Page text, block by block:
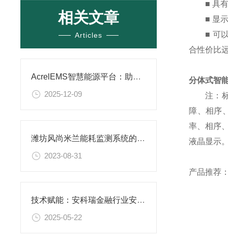
相关文章
Articles
AcrelEMS智慧能源平台：助力宁夏“风光储充”一体化，推动绿色转型
2025-12-09
潍坊风尚米兰能耗监测系统的应用
2023-08-31
技术赋能：安科瑞金融行业安全用电解决方案全解析
2025-05-22
■ 具有系
■ 显示
■ 可以替
合性价比
分体式智
注：标
障、相序
率、相序
液晶显示
产品推荐